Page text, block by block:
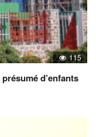
115
d’enfants